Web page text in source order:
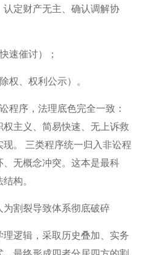
定财产无主、确认调解协
速催讨）；
权、权利公示）。
程序，法理底色完全一致：
主义、简易快速、无上诉救
。 三类程序统一归入非讼程
无概念冲突。这本是最科
构。
割裂导致体系彻底破碎
逻辑，采取历史叠加、实务